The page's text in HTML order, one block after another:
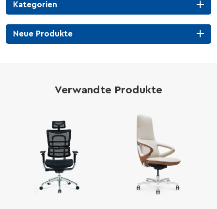
Kategorien
Neue Produkte
Verwandte Produkte